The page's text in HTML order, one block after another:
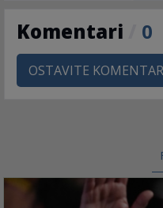
Komentari 0
OSTAVITE KOMENTAR